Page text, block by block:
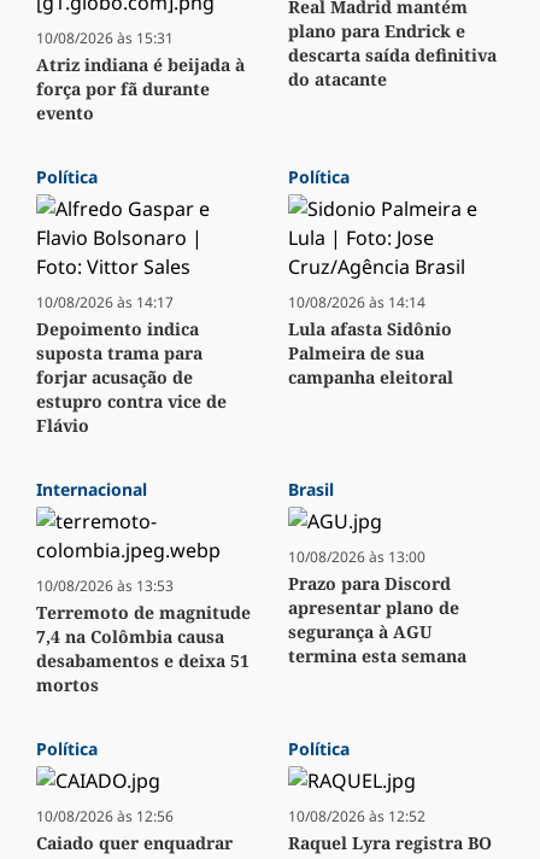
10/08/2026 às 15:31
Atriz indiana é beijada à
força por fã durante
evento
Real Madrid mantém
plano para Endrick e
descarta saída definitiva
do atacante
Política
10/08/2026 às 14:17
Depoimento indica
suposta trama para
forjar acusação de
estupro contra vice de
Flávio
Política
10/08/2026 às 14:14
Lula afasta Sidônio
Palmeira de sua
campanha eleitoral
Internacional
10/08/2026 às 13:53
Terremoto de magnitude
7,4 na Colômbia causa
desabamentos e deixa 51
mortos
Brasil
10/08/2026 às 13:00
Prazo para Discord
apresentar plano de
segurança à AGU
termina esta semana
Política
10/08/2026 às 12:56
Caiado quer enquadrar
Política
10/08/2026 às 12:52
Raquel Lyra registra BO